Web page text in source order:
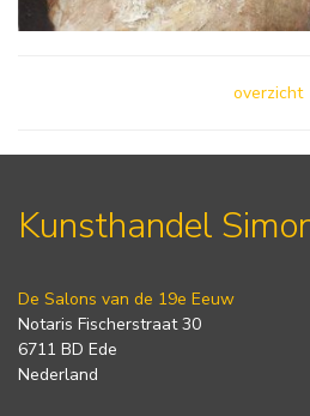
overzicht
Kunsthandel
De Salons van de 19e Eeuw
Notaris Fischerstraat 30
6711 BD Ede
Nederland